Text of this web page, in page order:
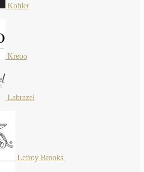
Kohler
Kreoo
Labrazel
Lefroy Brooks